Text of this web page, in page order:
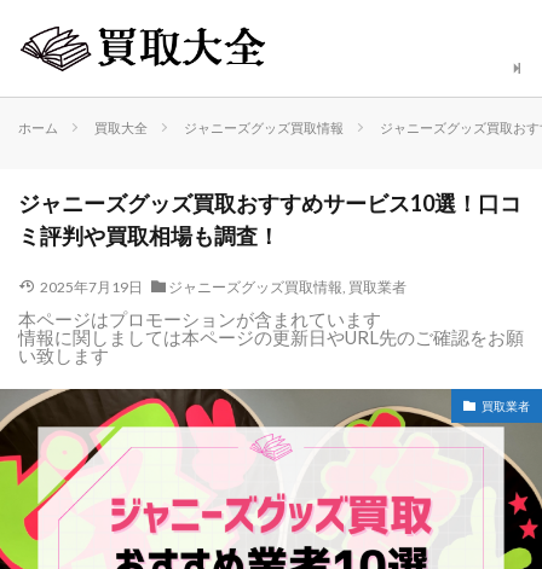
ホーム 買取大全 ジャニーズグッズ買取情報 ジャニーズグッズ買取お
ジャニーズグッズ買取おすすめサービス10選！口コ
ミ評判や買取相場も調査！
2025年7月19日 ジャニーズグッズ買取情報, 買取業者
本ページはプロモーションが含まれています
情報に関しましては本ページの更新日やURL先のご確認をお願
い致します
買取業者